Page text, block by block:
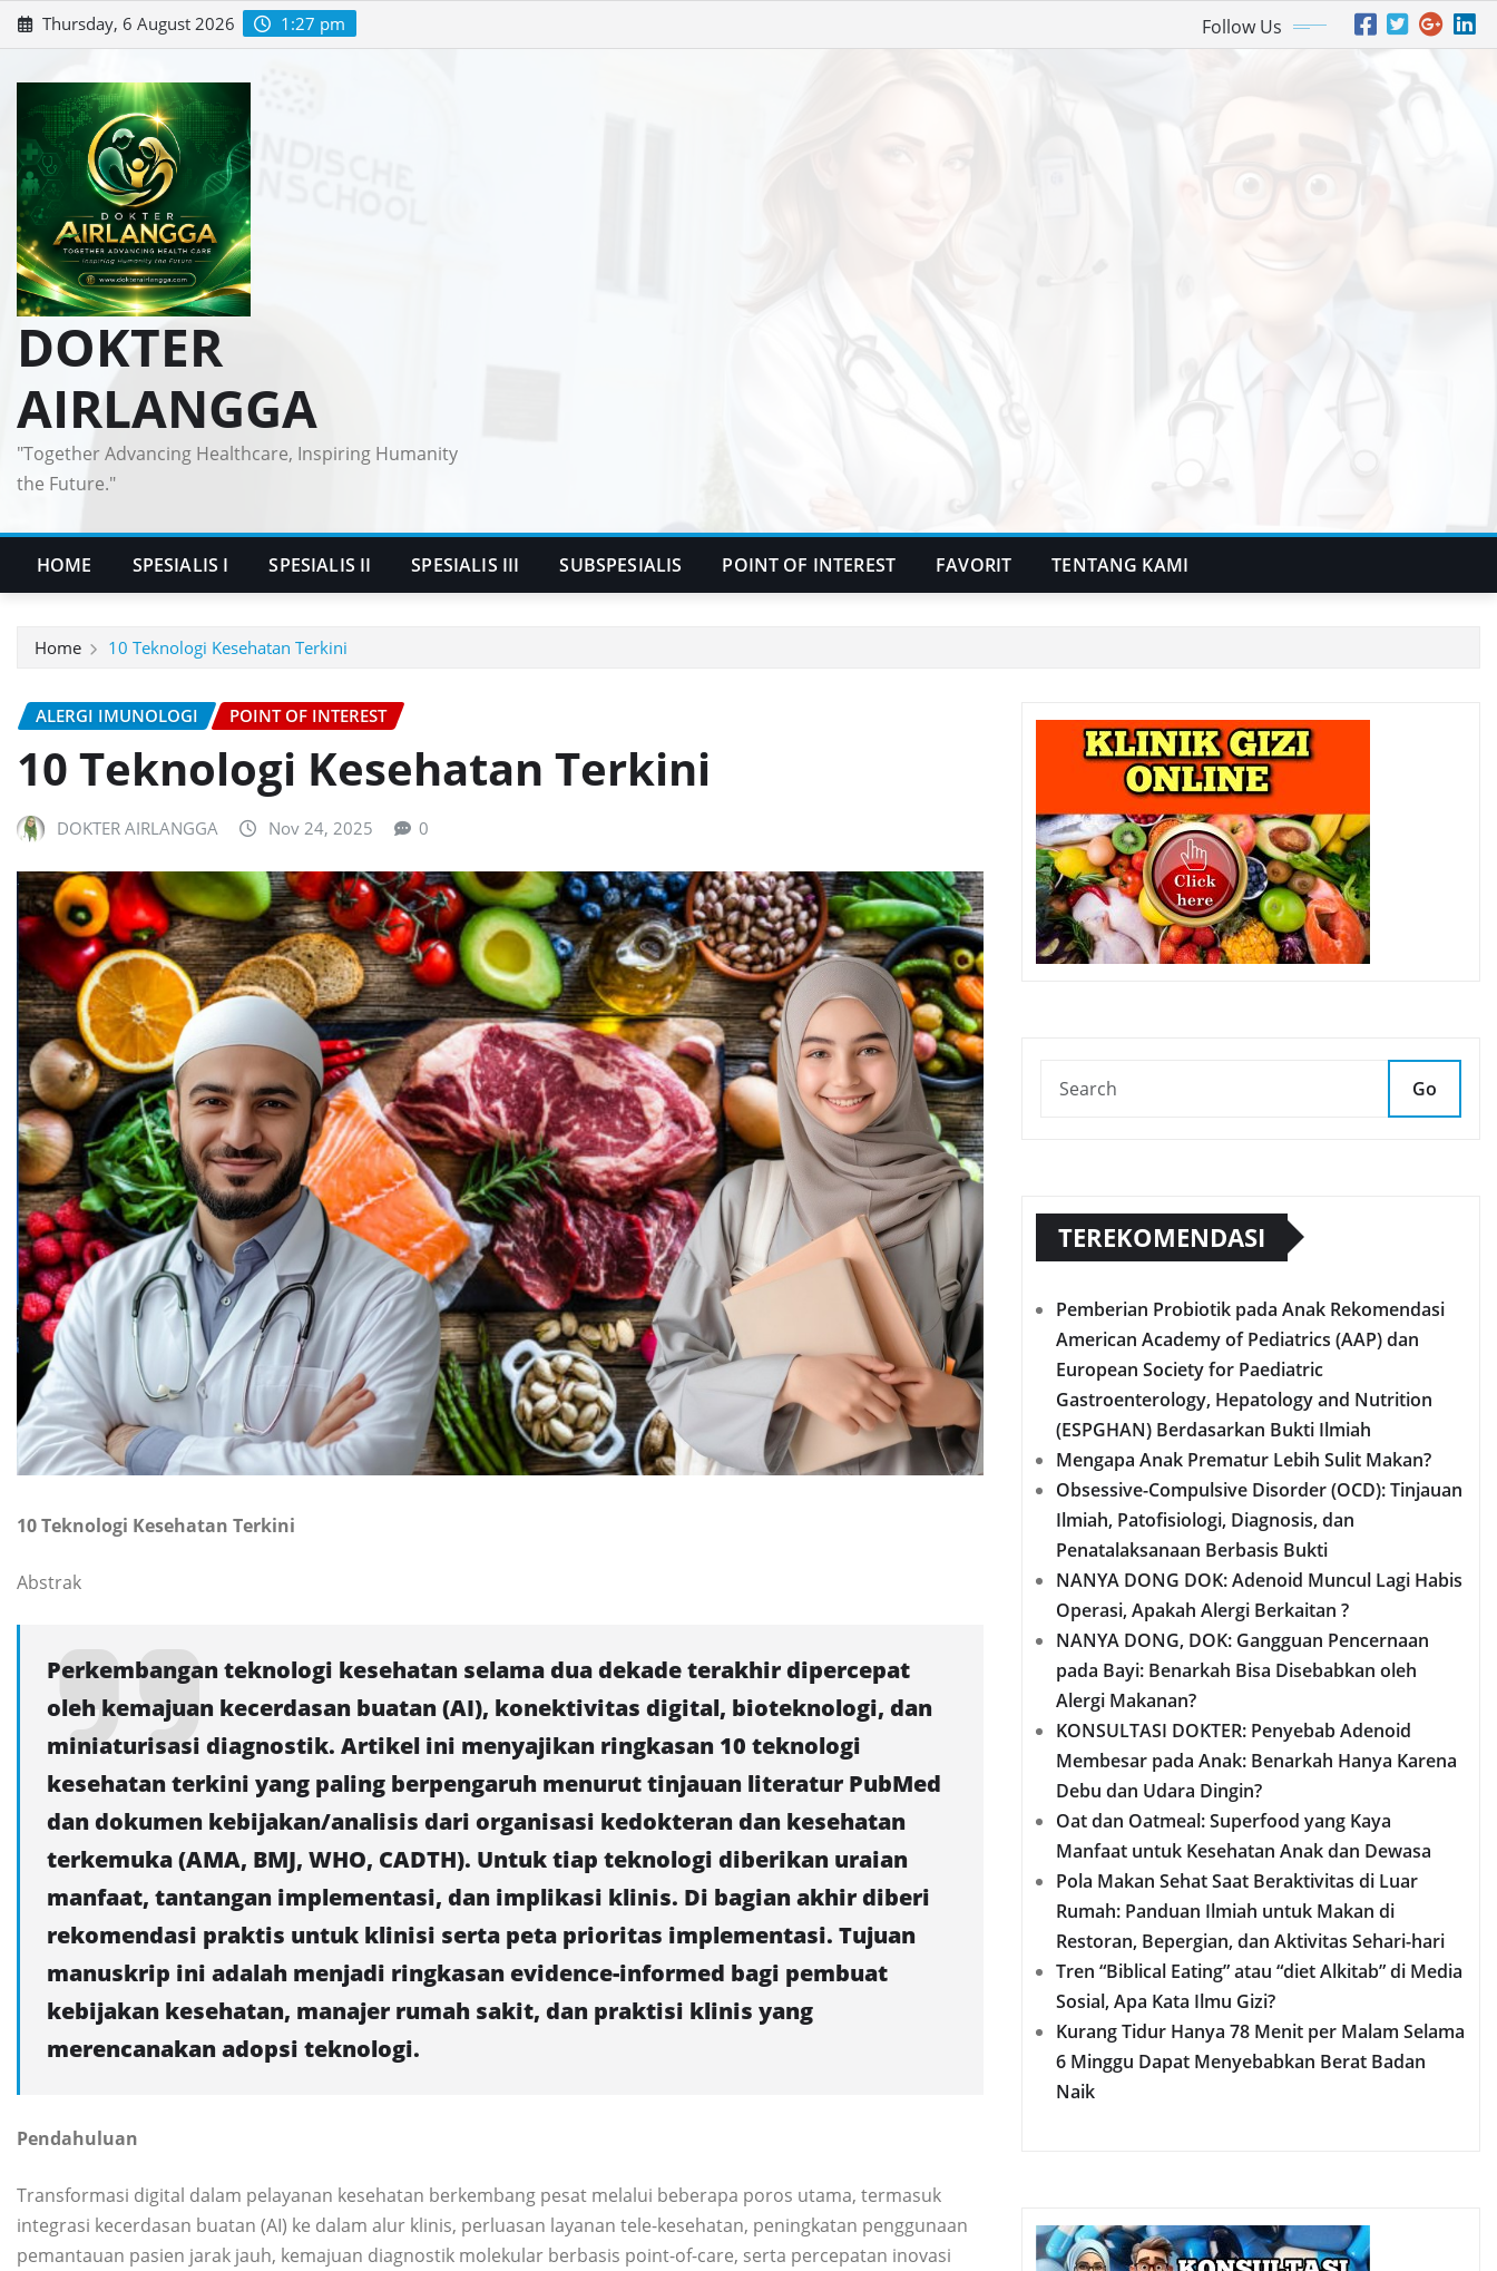
Skip
to
Thursday, 6 August 2026 1:27 pm Follow Us
DOKTER
AIRLANGGA
"Together Advancing Healthcare, Inspiring Humanity
the Future."
HOME SPESIALIS I SPESIALIS II SPESIALIS III SUBSPESIALIS POINT OF INTEREST FAVORIT TENTANG KAMI
Home 10 Teknologi Kesehatan Terkini
ALERGI IMUNOLOGI POINT OF INTEREST
10 Teknologi Kesehatan Terkini
DOKTER AIRLANGGA Nov 24, 2025 0
10 Teknologi Kesehatan Terkini
Abstrak
Perkembangan teknologi kesehatan selama dua dekade terakhir dipercepat
oleh kemajuan kecerdasan buatan (AI), konektivitas digital, bioteknologi, dan
miniaturisasi diagnostik. Artikel ini menyajikan ringkasan 10 teknologi
kesehatan terkini yang paling berpengaruh menurut tinjauan literatur PubMed
dan dokumen kebijakan/analisis dari organisasi kedokteran dan kesehatan
terkemuka (AMA, BMJ, WHO, CADTH). Untuk tiap teknologi diberikan uraian
manfaat, tantangan implementasi, dan implikasi klinis. Di bagian akhir diberi
rekomendasi praktis untuk klinisi serta peta prioritas implementasi. Tujuan
manuskrip ini adalah menjadi ringkasan evidence-informed bagi pembuat
kebijakan kesehatan, manajer rumah sakit, dan praktisi klinis yang
merencanakan adopsi teknologi.
Pendahuluan
Transformasi digital dalam pelayanan kesehatan berkembang pesat melalui beberapa poros utama, termasuk
integrasi kecerdasan buatan (AI) ke dalam alur klinis, perluasan layanan tele-kesehatan, peningkatan penggunaan
pemantauan pasien jarak jauh, kemajuan diagnostik molekular berbasis point-of-care, serta percepatan inovasi
Go
TEREKOMENDASI
Pemberian Probiotik pada Anak Rekomendasi
American Academy of Pediatrics (AAP) dan
European Society for Paediatric
Gastroenterology, Hepatology and Nutrition
(ESPGHAN) Berdasarkan Bukti Ilmiah
Mengapa Anak Prematur Lebih Sulit Makan?
Obsessive-Compulsive Disorder (OCD): Tinjauan
Ilmiah, Patofisiologi, Diagnosis, dan
Penatalaksanaan Berbasis Bukti
NANYA DONG DOK: Adenoid Muncul Lagi Habis
Operasi, Apakah Alergi Berkaitan ?
NANYA DONG, DOK: Gangguan Pencernaan
pada Bayi: Benarkah Bisa Disebabkan oleh
Alergi Makanan?
KONSULTASI DOKTER: Penyebab Adenoid
Membesar pada Anak: Benarkah Hanya Karena
Debu dan Udara Dingin?
Oat dan Oatmeal: Superfood yang Kaya
Manfaat untuk Kesehatan Anak dan Dewasa
Pola Makan Sehat Saat Beraktivitas di Luar
Rumah: Panduan Ilmiah untuk Makan di
Restoran, Bepergian, dan Aktivitas Sehari-hari
Tren “Biblical Eating” atau “diet Alkitab” di Media
Sosial, Apa Kata Ilmu Gizi?
Kurang Tidur Hanya 78 Menit per Malam Selama
6 Minggu Dapat Menyebabkan Berat Badan
Naik